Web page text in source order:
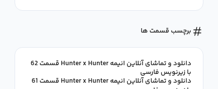
برچسب قسمت ها
دانلود و تماشای آنلاین انیمه Hunter x Hunter قسمت 62
با زیرنویس فارسی
دانلود و تماشای آنلاین انیمه Hunter x Hunter قسمت 61